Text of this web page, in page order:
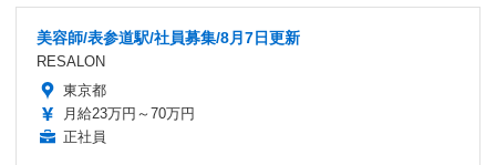
美容師/表参道駅/社員募集/8月7日更新
RESALON
東京都
月給23万円～70万円
正社員